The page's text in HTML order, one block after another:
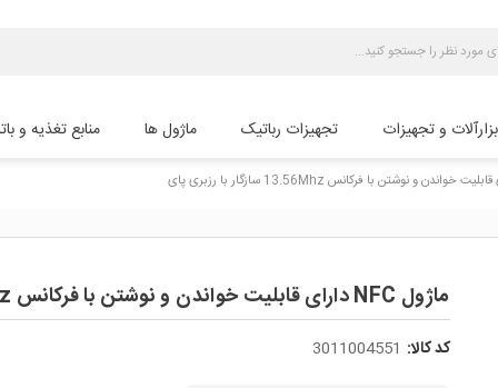
و تجهیزات تجهیزات رباتیک ماژول ها منابع تغذیه و
ماژول NFC دارای قابلیت خواندن و نوشتن با فرکانس 13.56Mhz سازگار با رزبری پای
کد کالا: 3011004551